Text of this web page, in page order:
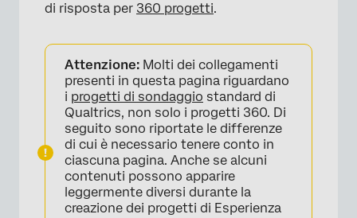
di risposta per 360 progetti.
Attenzione: Molti dei collegamenti
presenti in questa pagina riguardano
i progetti di sondaggio standard di
Qualtrics, non solo i progetti 360. Di
seguito sono riportate le differenze
di cui è necessario tenere conto in
ciascuna pagina. Anche se alcuni
contenuti possono apparire
leggermente diversi durante la
creazione dei progetti di Esperienza